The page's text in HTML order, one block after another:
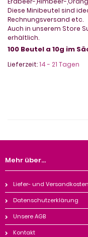
Diese Minibeutel sind
Rechnungsversand etc.
Auch in unserem Store
erhältlich.
100 Beutel a 10g im
Lieferzeit:14 - 21 Tagen
Mehr über...
Liefer- und Versandkosten
Datenschutzerklärung
Unsere AGB
Kontakt